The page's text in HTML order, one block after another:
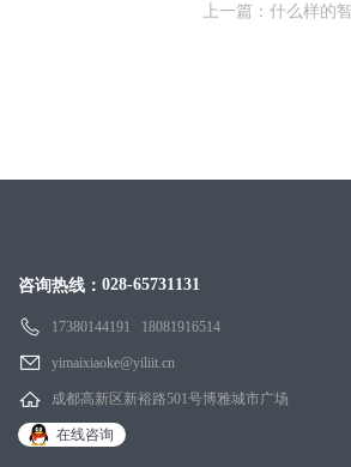
上一篇：什么样的
咨询热线： 028-65731131
17380144191 18081916514
yimaixiaoke@yiliit.cn
成都高新区新裕路501号博雅城市广场
在线咨询